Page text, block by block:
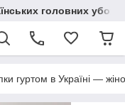
головних
гуртом в Україні —